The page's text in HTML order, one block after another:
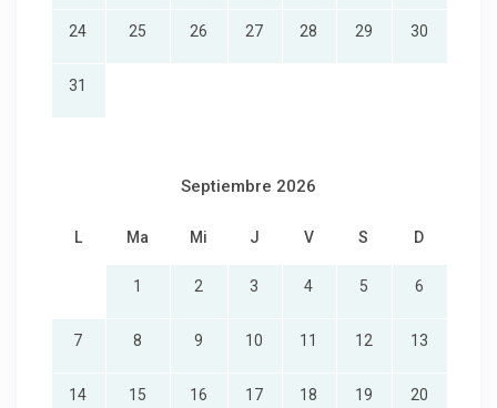
24 25 26 27 28 29 30
31
Septiembre 2026
L Ma Mi J V S D
1 2 3 4 5 6
7 8 9 10 11 12 13
14 15 16 17 18 19 20